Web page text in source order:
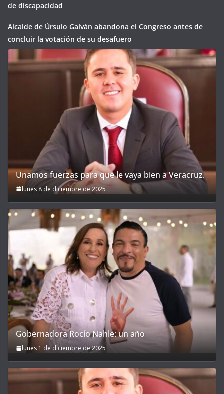
de discapacidad
Alcalde de Úrsulo Galván abandona el Congreso antes de
concluir la votación de su desafuero
Unamos fuerzas para que le vaya bien a Veracruz.
lunes 8 de diciembre de 2025
Gobernadora Rocío Nahle: un año
lunes 1 de diciembre de 2025